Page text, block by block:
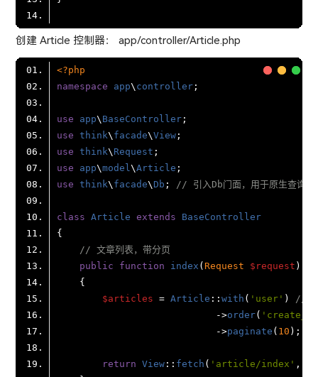
创建 Article 控制器： app/controller/Article.php
<?php
namespace
app\ controller
use app\ BaseController
use think\ facade\View
use think\ Request
use
app\model\Article
use think\ facade\ Db ; // 引入Db门面，用于原生查询示
class Article extends
BaseController
// 文章列表，带分页
public
function index ( Request $request
$articles = Article :: with ( 'user' ) // 关
                            ->
order(
                            ->
paginate ( 10 );
return View:: fetch ( 'article/index' , [